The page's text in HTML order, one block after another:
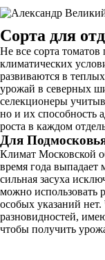
Сорта для
Не все сорта
климатических
развиваются в
урожай в северных
селекционеры
но и их способность
роста в каждом
Для
Климат Московской
время года выпадает
сильная засуха
можно использовать
особых указаний
разновидностей,
чтобы получить